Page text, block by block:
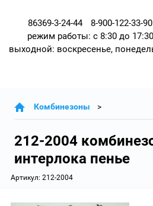
86369-3-24-44
8-900-122-33-90
режим работы: с 8:30 до 17:30
выходной: воскресенье,
Комбинезоны
212-2004
интерлока пенье
Артикул: 212-2004